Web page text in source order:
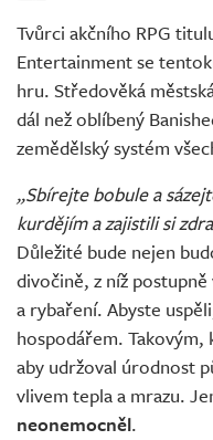
Tvůrci akčního RPG
Entertainment se
hru. Středověká
dál než oblíbený
zemědělský systém
„Sbírejte bobule a
kurdějím a zajistili si
Důležité bude nejen
divočině, z níž
a rybaření. Abyste
hospodářem. Takovým,
aby udržoval úrodnost
vlivem tepla a mrazu.
neonemocněl.